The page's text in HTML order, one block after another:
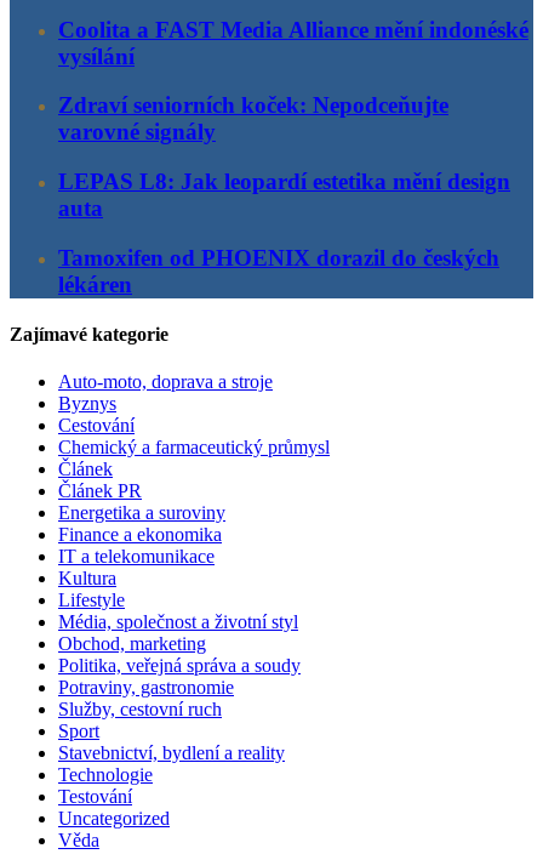
Coolita a FAST Media Alliance mění indonéské
vysílání
Zdraví seniorních koček: Nepodceňujte
varovné signály
LEPAS L8: Jak leopardí estetika mění design
auta
Tamoxifen od PHOENIX dorazil do českých
lékáren
Zajímavé kategorie
Auto-moto, doprava a stroje
Byznys
Cestování
Chemický a farmaceutický průmysl
Článek
Článek PR
Energetika a suroviny
Finance a ekonomika
IT a telekomunikace
Kultura
Lifestyle
Média, společnost a životní styl
Obchod, marketing
Politika, veřejná správa a soudy
Potraviny, gastronomie
Služby, cestovní ruch
Sport
Stavebnictví, bydlení a reality
Technologie
Testování
Uncategorized
Věda